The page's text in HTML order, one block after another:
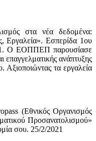
στα νέα δεδομένα:
Εργαλεία». Εσπερίδα 1ου
Ο ΕΟΠΠΕΠ παρουσίασε
επαγγελματικής ανάπτυξης
τα εργαλεία
(Εθνικός Οργανισμός
Προσανατολισμού»
σου. 25/2/2021